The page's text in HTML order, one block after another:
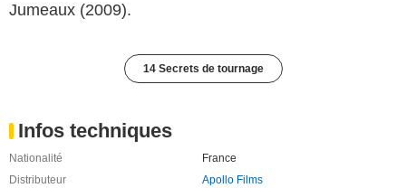
Jumeaux (2009).
14 Secrets de tournage
Infos techniques
Nationalité
France
Distributeur
Apollo Films